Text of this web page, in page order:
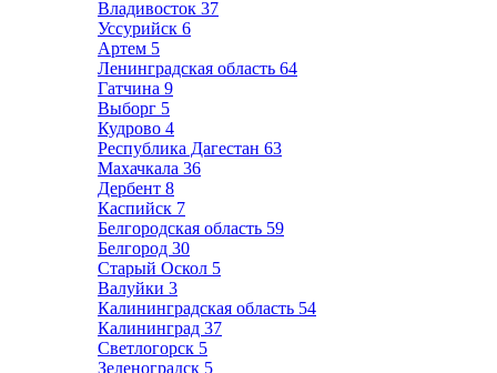
Владивосток 37
Уссурийск 6
Артем 5
Ленинградская область 64
Гатчина 9
Выборг 5
Кудрово 4
Республика Дагестан 63
Махачкала 36
Дербент 8
Каспийск 7
Белгородская область 59
Белгород 30
Старый Оскол 5
Валуйки 3
Калининградская область 54
Калининград 37
Светлогорск 5
Зеленоградск 5